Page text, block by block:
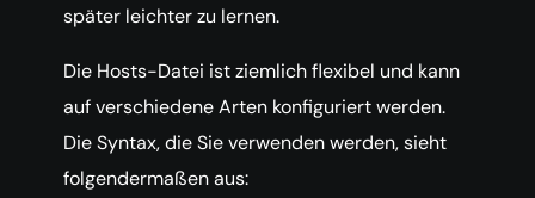
später leichter zu lernen.
Die Hosts-Datei ist ziemlich flexibel und kann
auf verschiedene Arten konfiguriert werden.
Die Syntax, die Sie verwenden werden, sieht
folgendermaßen aus: